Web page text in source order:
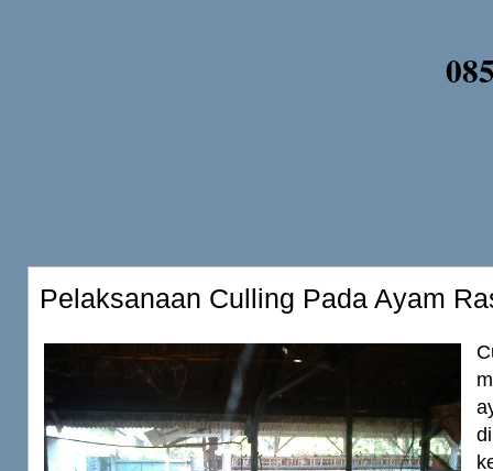
Pelaksanaan Culling Pada Ayam